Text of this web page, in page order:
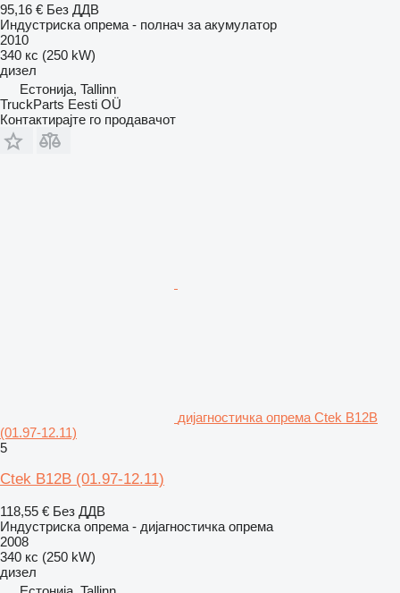
95,16 € Без ДДВ
Индустриска опрема - полнач за акумулатор
2010
340 кс (250 kW)
дизел
Естонија, Tallinn
TruckParts Eesti OÜ
Контактирајте го продавачот
дијагностичка опрема Ctek B12B
(01.97-12.11)
5
Ctek B12B (01.97-12.11)
118,55 € Без ДДВ
Индустриска опрема - дијагностичка опрема
2008
340 кс (250 kW)
дизел